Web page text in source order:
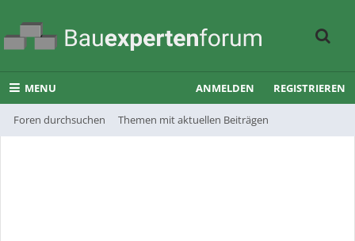
MENU
Foren durchsuchen Themen mit aktuellen Beiträgen
ANMELDEN REGISTRIEREN